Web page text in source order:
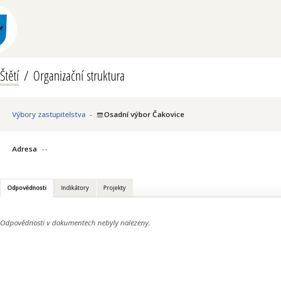
Štětí Organizační struktura
Výbory zastupitelstva - Osadní výbor Čakovice
Adresa --
Odpovědnosti Indikátory Projekty
Odpovědnosti v dokumentech nebyly nalezeny.